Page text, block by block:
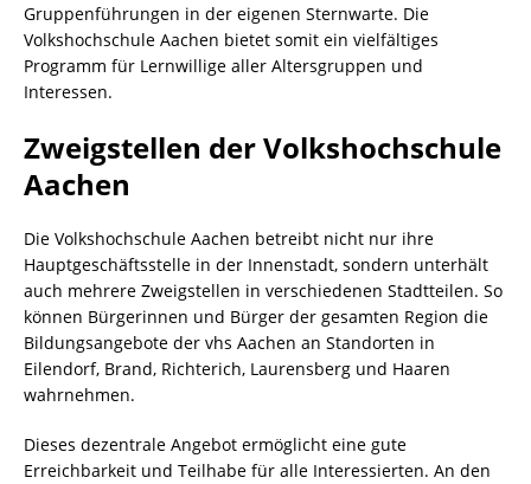
Gruppenführungen in der eigenen Sternwarte. Die
Volkshochschule Aachen bietet somit ein vielfältiges
Programm für Lernwillige aller Altersgruppen und
Interessen.
Zweigstellen der Volkshochschule
Aachen
Die Volkshochschule Aachen betreibt nicht nur ihre
Hauptgeschäftsstelle in der Innenstadt, sondern unterhält
auch mehrere Zweigstellen in verschiedenen Stadtteilen. So
können Bürgerinnen und Bürger der gesamten Region die
Bildungsangebote der vhs Aachen an Standorten in
Eilendorf, Brand, Richterich, Laurensberg und Haaren
wahrnehmen.
Dieses dezentrale Angebot ermöglicht eine gute
Erreichbarkeit und Teilhabe für alle Interessierten. An den